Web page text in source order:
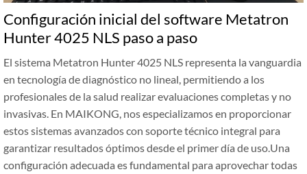
Configuración inicial del software Metatron
Hunter 4025 NLS paso a paso
El sistema Metatron Hunter 4025 NLS representa la vanguardia
en tecnología de diagnóstico no lineal, permitiendo a los
profesionales de la salud realizar evaluaciones completas y no
invasivas. En MAIKONG, nos especializamos en proporcionar
estos sistemas avanzados con soporte técnico integral para
garantizar resultados óptimos desde el primer día de uso.Una
configuración adecuada es fundamental para aprovechar todas